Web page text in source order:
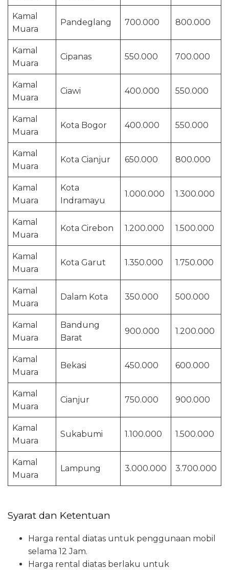
Kamal
Muara
Pandeglang 700.000 800.000
Kamal
Muara
Cipanas 550.000 700.000
Kamal
Muara
Ciawi 400.000 550.000
Kamal
Muara
Kota Bogor 400.000 550.000
Kamal
Muara
Kota Cianjur 650.000 800.000
Kamal
Muara
Kota
Indramayu
1.000.000 1.300.000
Kamal
Muara
Kota Cirebon 1.200.000 1.500.000
Kamal
Muara
Kota Garut 1.350.000 1.750.000
Kamal
Muara
Dalam Kota 350.000 500.000
Kamal
Muara
Bandung
Barat
900.000 1.200.000
Kamal
Muara
Bekasi 450.000 600.000
Kamal
Muara
Cianjur 750.000 900.000
Kamal
Muara
Sukabumi 1.100.000 1.500.000
Kamal
Muara
Lampung 3.000.000 3.700.000
Syarat dan Ketentuan
Harga rental diatas untuk penggunaan mobil
selama 12 Jam.
Harga rental diatas berlaku untuk